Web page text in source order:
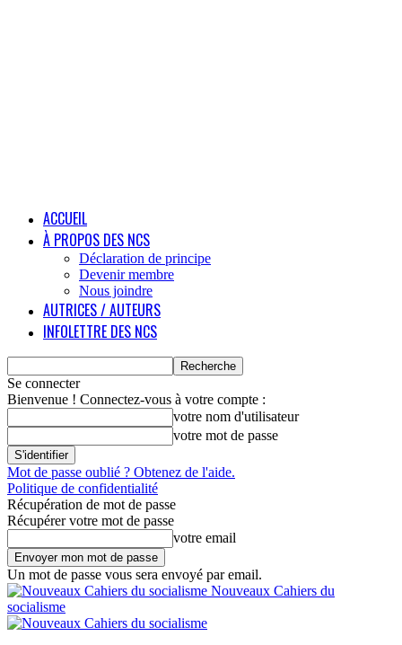
ACCUEIL
À PROPOS DES NCS
Déclaration de principe
Devenir membre
Nous joindre
AUTRICES / AUTEURS
INFOLETTRE DES NCS
Se connecter
Bienvenue ! Connectez-vous à votre compte :
votre nom d'utilisateur
votre mot de passe
Mot de passe oublié ? Obtenez de l'aide.
Politique de confidentialité
Récupération de mot de passe
Récupérer votre mot de passe
votre email
Un mot de passe vous sera envoyé par email.
Nouveaux Cahiers du
socialisme